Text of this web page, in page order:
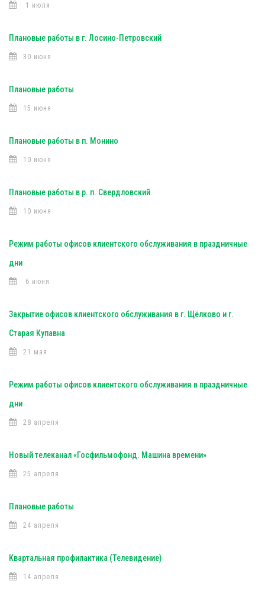
1 июля
Плановые работы в г. Лосино-Петровский
30 июня
Плановые работы
15 июня
Плановые работы в п. Монино
10 июня
Плановые работы в р. п. Свердловский
10 июня
Режим работы офисов клиентского обслуживания в праздничные
дни
6 июня
Закрытие офисов клиентского обслуживания в г. Щёлково и г.
Старая Купавна
21 мая
Режим работы офисов клиентского обслуживания в праздничные
дни
28 апреля
Новый телеканал «Госфильмофонд. Машина времени»
25 апреля
Плановые работы
24 апреля
Квартальная профилактика (Телевидение)
14 апреля